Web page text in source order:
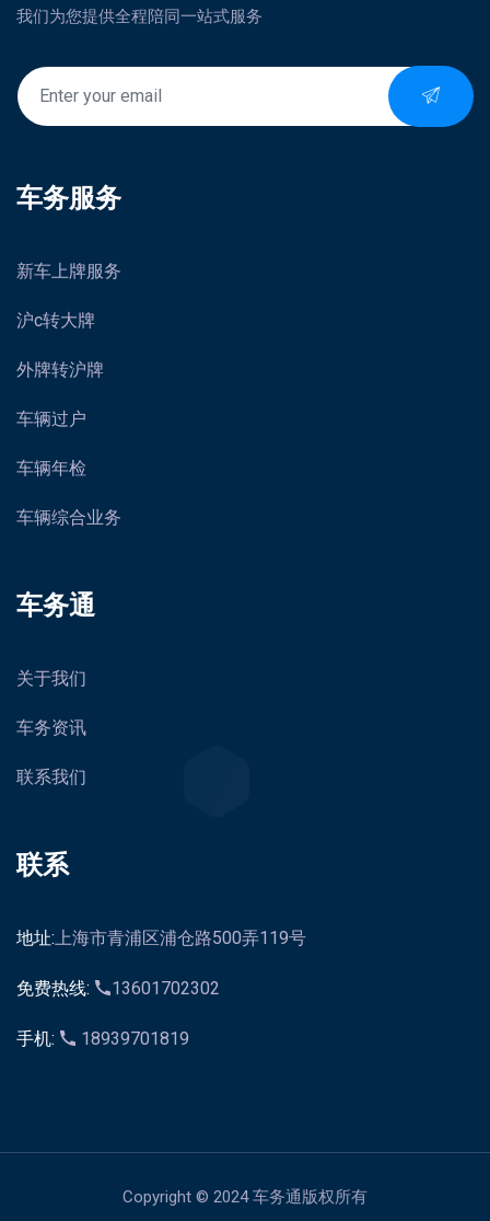
我们为您提供全程陪同一站式服务
车务服务
新车上牌服务
沪c转大牌
外牌转沪牌
车辆过户
车辆年检
车辆综合业务
车务通
关于我们
车务资讯
联系我们
联系
地址: 上海市青浦区浦仓路500弄119号
免费热线: 13601702302
手机: 18939701819
Copyright © 2024 车务通版权所有